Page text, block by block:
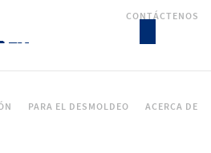
PARA EL DESMOLDEO ACERCA DE
CONTÁCTENOS